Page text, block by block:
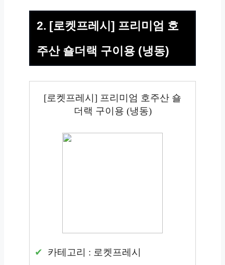
2. [로켓프레시] 프리미엄 호
주산 숄더랙 구이용 (냉동)
[로켓프레시] 프리미엄 호주산 숄
더랙 구이용 (냉동)
카테고리 : 로켓프레시